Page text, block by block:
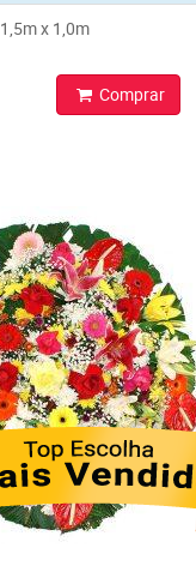
1,5m x 1,0m
Comprar